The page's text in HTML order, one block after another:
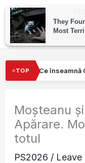
Skip
content
Moșteanu și-
TOP
Vezi O Pânză Albă
Moșteanu
Apărare.
totul
PS2026 / Leave